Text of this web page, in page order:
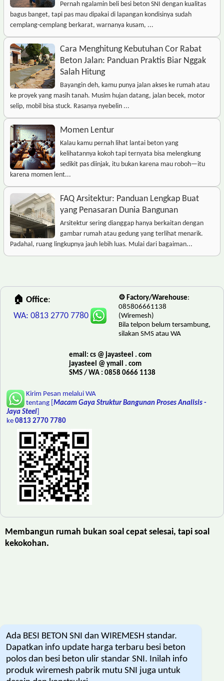
Pernah ngalamin beli besi beton SNI dengan kualitas
bagus banget, tapi pas mau dipakai di lapangan kondisinya sudah
cemplang-cemplang berkarat, warnanya kusam, ...
Cara Menghitung Kebutuhan Cor Rabat
Beton Jalan: Panduan Praktis Biar Nggak
Salah Hitung
Bayangin deh, kamu punya jalan akses ke rumah atau
ke proyek yang masih tanah. Musim hujan datang, jalan becek, motor
selip, mobil bisa stuck. Rasanya nyebelin ...
Momen Lentur
Kalau kamu pernah lihat lantai beton yang
kelihatannya kokoh tapi ternyata bisa melengkung
sedikit pas diinjak, itu bukan karena mau roboh—itu
karena momen lent...
FAQ Arsitektur: Panduan Lengkap Buat
yang Penasaran Dunia Bangunan
Arsitektur sering dianggap hanya berkaitan dengan
gambar rumah atau gedung yang terlihat menarik.
Padahal, ruang lingkupnya jauh lebih luas. Mulai dari bagaiman...
🏠 Office:
WA: 0813 2770 7780
⚙️ Factory/Warehouse:
085806661138
(Wiremesh)
Bila telpon belum tersambung,
silakan SMS atau WA
email: cs @ jayasteel . com
jayasteel @ ymail . com
SMS / WA : 0858 0666 1138
Kirim Pesan melalui WA
tentang [ Macam Gaya Struktur Bangunan Proses Analisis -
Jaya Steel
ke 0813 2770 7780
Membangun rumah bukan soal cepat selesai, tapi soal
kekokohan.
Ada BESI BETON SNI dan WIREMESH standar.
Dapatkan info update harga terbaru besi beton
polos dan besi beton ulir standar SNI. Inilah info
produk wiremesh pabrik mutu SNI juga untuk